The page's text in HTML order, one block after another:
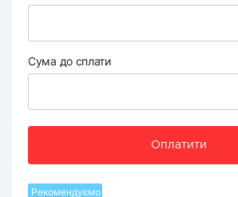
Сума до сплати
Оплатити
Рекомендуємо